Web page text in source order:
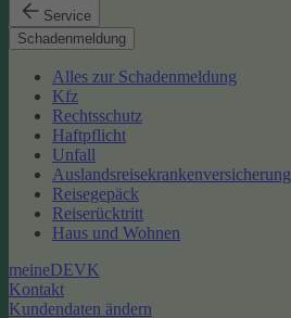
Service
Schadenmeldung
Alles zur Schadenmeldung
Kfz
Rechtsschutz
Haftpflicht
Unfall
Auslandsreisekrankenversicherung
Reisegepäck
Reiserücktritt
Haus und Wohnen
meineDEVK
Kontakt
Kundendaten ändern